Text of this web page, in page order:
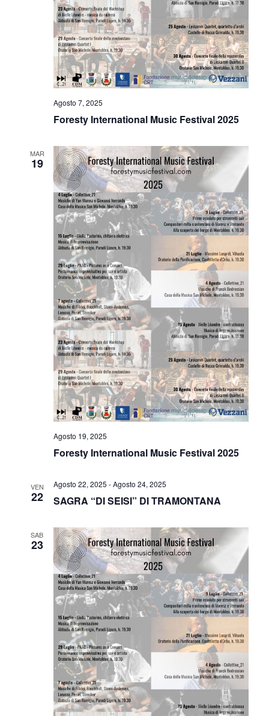
Agosto 7, 2025
Foresty International Music Festival 2025
MAR
19
Agosto 19, 2025
Foresty International Music Festival 2025
VEN
22
Agosto 22, 2025 -Agosto 24, 2025
SAGRA “DI SEISI” DI TRAMONTANA
SAB
23